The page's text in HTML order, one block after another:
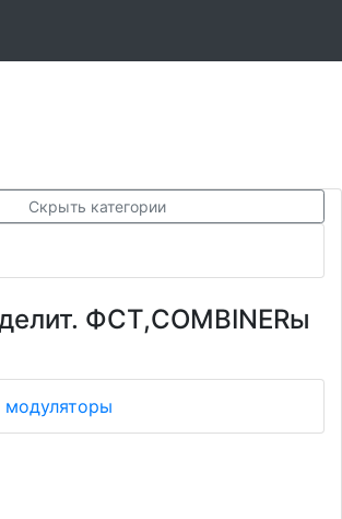
Скрыть категории
ФСТ,СOMBINERы
модуляторы